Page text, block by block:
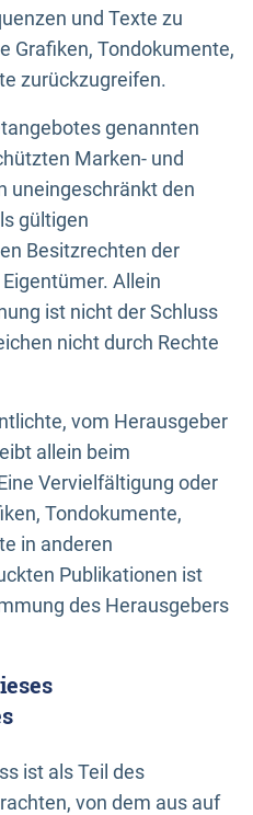
und Texte zu
Grafiken, Tondokumente,
zurückzugreifen.
genannten
Marken- und
uneingeschränkt den
gültigen
Besitzrechten der
Allein
ist nicht der Schluss
nicht durch Rechte
vom Herausgeber
allein beim
Vervielfältigung oder
Tondokumente,
in anderen
Publikationen ist
des Herausgebers
ist als Teil des
von dem aus auf